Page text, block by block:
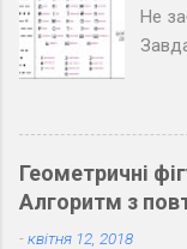
Не
3.
Геометричні
Алгоритм з
-квітня 12, 2018